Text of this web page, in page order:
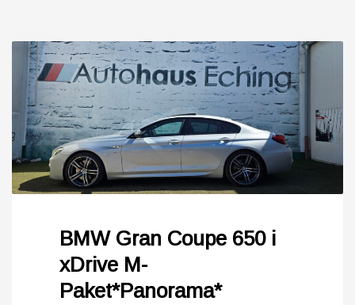
BMW Gran Coupe 650 i
xDrive M-
Paket*Panorama*